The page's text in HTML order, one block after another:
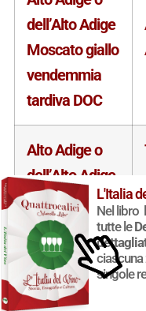
dell’Alto Adige
Moscato giallo
vendemmia
tardiva DOC
Alto Adige o
dell’Alto Adige
Moscato rosa
DOC
Alto Adige o
dell’Alto Adige
L'Italia
Nel libro
tutte le
ciascuna
singole